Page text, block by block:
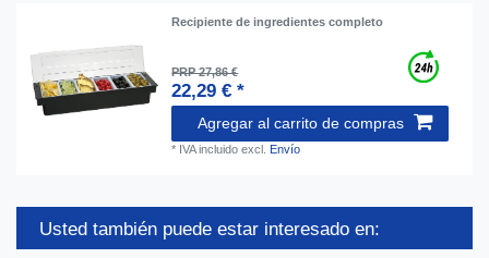
Recipiente de ingredientes completo
PRP 27,86 €
22,29 € *
Agregar al carrito de compras
* IVA incluido excl. Envío
Usted también puede estar interesado en: